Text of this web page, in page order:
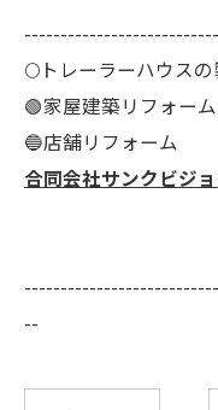
🌕️トレーラーハウス
🟢家屋建築リフォーム
🔵店舗リフォーム
合同会社サンクビジ
--